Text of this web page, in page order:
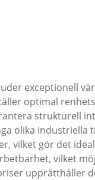
exceptionell
optimal
strukturell
olika industriella
vilket gör det
vilket
upprätthåller